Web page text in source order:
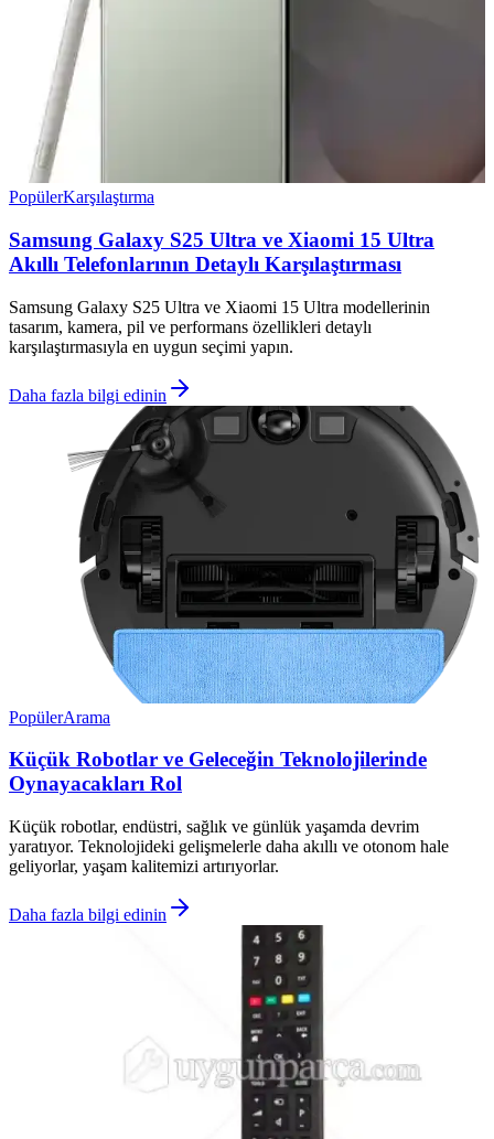
PopülerKarşılaştırma
Samsung Galaxy S25 Ultra ve Xiaomi 15 Ultra
Akıllı Telefonlarının Detaylı Karşılaştırması
Samsung Galaxy S25 Ultra ve Xiaomi 15 Ultra modellerinin
tasarım, kamera, pil ve performans özellikleri detaylı
karşılaştırmasıyla en uygun seçimi yapın.
Daha fazla bilgi edinin
PopülerArama
Küçük Robotlar ve Geleceğin Teknolojilerinde
Oynayacakları Rol
Küçük robotlar, endüstri, sağlık ve günlük yaşamda devrim
yaratıyor. Teknolojideki gelişmelerle daha akıllı ve otonom hale
geliyorlar, yaşam kalitemizi artırıyorlar.
Daha fazla bilgi edinin